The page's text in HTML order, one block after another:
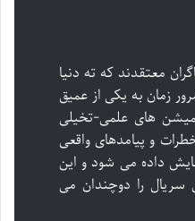
معتقدند که ته دنیا
زمان به یکی از عمیق
های علمی-تخیلی
و پیامدهای واقعی
داده می شود و این
سریال را دوچندان می